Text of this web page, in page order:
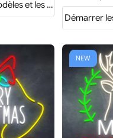
et les devis
Démarrer
NEW